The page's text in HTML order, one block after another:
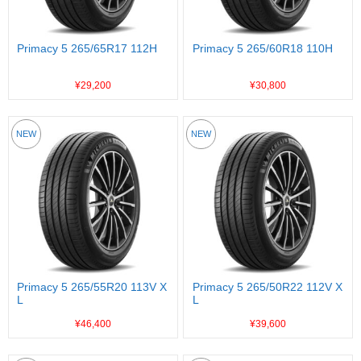
Primacy 5 265/65R17 112H
¥29,200
Primacy 5 265/60R18 110H
¥30,800
NEW
Primacy 5 265/55R20 113V X
L
¥46,400
NEW
Primacy 5 265/50R22 112V X
L
¥39,600